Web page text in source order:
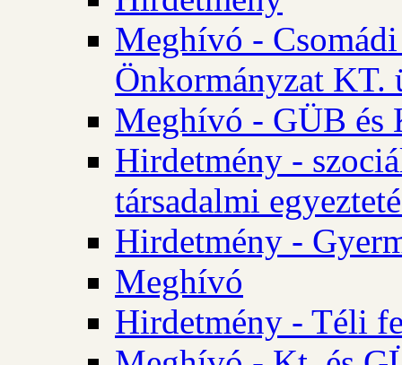
Meghívó -
Önkormányzat KT.
Meghívó - GÜB és
Hirdetmény -
társadalmi
Hirdetmény -
Meghívó
Hirdetmény - Téli